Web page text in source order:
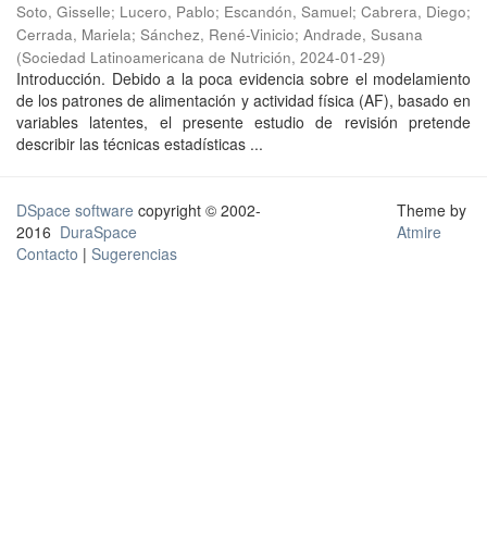
Soto, Gisselle; Lucero, Pablo; Escandón, Samuel; Cabrera, Diego;
Cerrada, Mariela; Sánchez, René-Vinicio; Andrade, Susana
(Sociedad Latinoamericana de Nutrición, 2024-01-29)
Introducción. Debido a la poca evidencia sobre el modelamiento
de los patrones de alimentación y actividad física (AF), basado en
variables latentes, el presente estudio de revisión pretende
describir las técnicas estadísticas ...
DSpace software copyright © 2002-
2016 DuraSpace
Contacto | Sugerencias
Theme by
Atmire